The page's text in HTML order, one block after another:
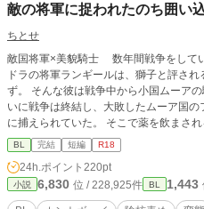
敵の将軍に捉われたのち囲い
ちとせ
敵国将軍×美貌騎士 数年間戦争をしていた大国アドラと小国ムーア。 大国ア
ドラの将軍ランギールは、獅子と評さ
ず。 そんな彼は戦争中から小国ムーアの
いに戦争は終結し、大敗したムーア国
に捕えられていた。 そこで薬を飲まさ
さな島国でしか手の入らない、男性の
※攻めに少し?変態要素があります
です。苦手な方はお控えください 現在執筆中の長編小説の息抜きも兼ねてい
るのでややご都合主義なところあると思いま
ーイネタが書きたいと思い立ち、作者の
BL 完結 短編 R18
24h.ポイント 220pt
小説 6,830 位 / 228,925件 BL 1,443